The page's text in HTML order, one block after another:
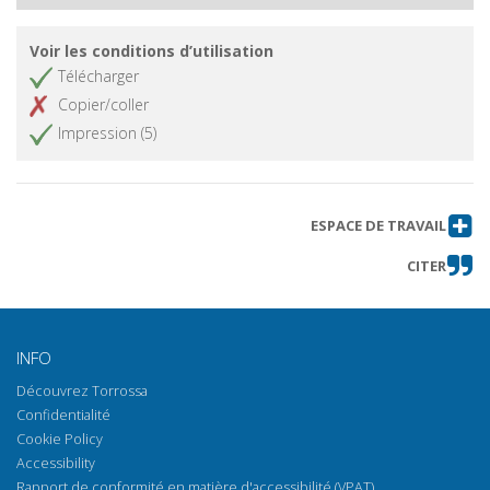
Voir les conditions d’utilisation
Télécharger
Copier/coller
Impression (5)
ESPACE DE TRAVAIL
CITER
INFO
Découvrez Torrossa
Confidentialité
Cookie Policy
Accessibility